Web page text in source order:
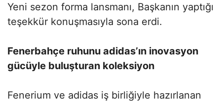
Yeni sezon forma lansmanı, Başkanın yaptığı
teşekkür konuşmasıyla sona erdi.
Fenerbahçe ruhunu adidas’ın inovasyon
gücüyle buluşturan koleksiyon
Fenerium ve adidas iş birliğiyle hazırlanan